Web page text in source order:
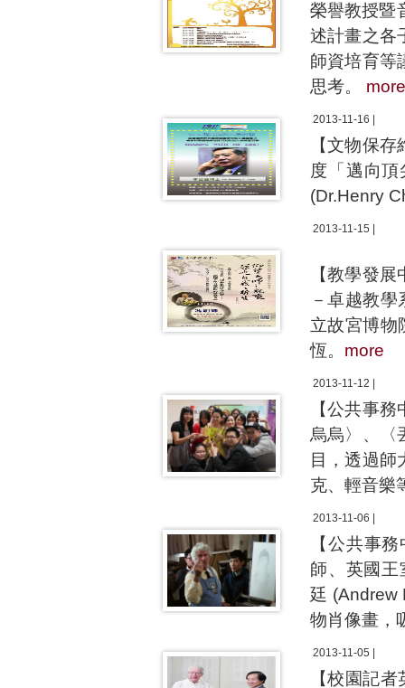
榮譽教授暨
述計畫之各
師資培育等
思考。 more
2013-11-16 |
【文物保
度「邁向
(Dr.Henry
2013-11-15 |
【教學發
－卓越教
立故宮博物
恆。 more
2013-11-12 |
【公共事
烏烏〉、〈
目，透過
克、輕音樂
2013-11-06 |
【公共事
師、英國王
廷 (Andrew
物肖像畫，
2013-11-05 |
【校園記